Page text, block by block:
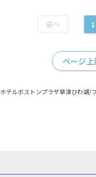
1
ページ
ホテルボストンプラザ草津びわ湖/